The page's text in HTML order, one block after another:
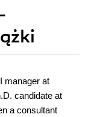
manager at
candidate at
a consultant